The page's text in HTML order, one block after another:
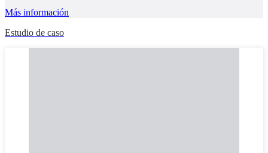
Más información
Estudio de caso